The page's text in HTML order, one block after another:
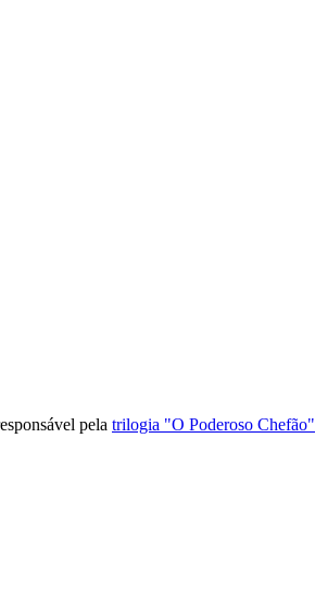
pela trilogia "O Poderoso Chefão"